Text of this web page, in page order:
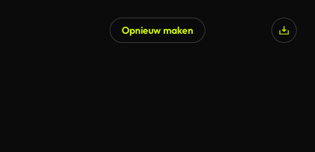
Opnieuw maken